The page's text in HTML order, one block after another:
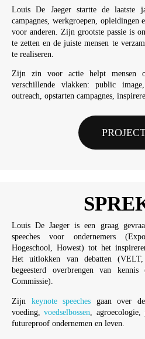
Louis De Jaeger startte de laatste
campagnes, werkgroepen, opleidingen
voor anderen. Zijn grootste passie is
te zetten en de juiste mensen te
te realiseren.
Zijn zin voor actie helpt mensen
verschillende vlakken: public
outreach, opstarten campagnes,
Louis De Jaeger is een graag
speeches voor ondernemers
Hogeschool, Howest) tot het
Het uitlokken van debatten
begeesterd overbrengen van kennis
Commissie).
Zijn keynote speeches gaan over
voeding,voedselbossen ,
futureproof ondernemen en leven.